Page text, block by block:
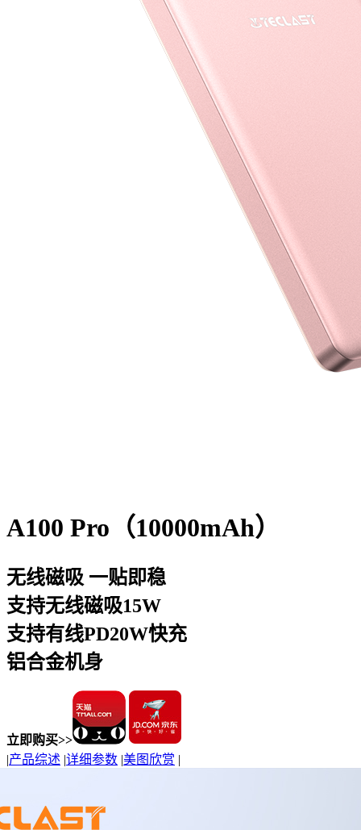
A100 Pro（10000mAh）
无线磁吸 一贴即稳
支持无线磁吸15W
支持有线PD20W快充
铝合金机身
立即购买>>
|产品综述 |详细参数 |美图欣赏 |